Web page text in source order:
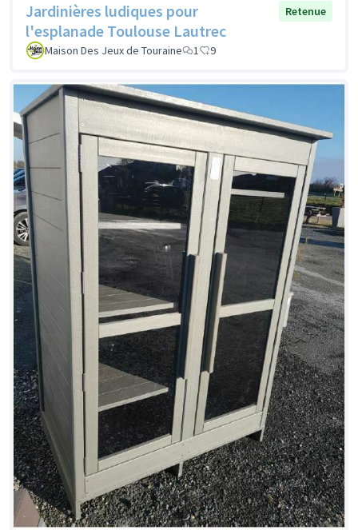
Jardinières ludiques pour
l'esplanade Toulouse Lautrec
Retenue
Maison Des Jeux de Touraine 1 9